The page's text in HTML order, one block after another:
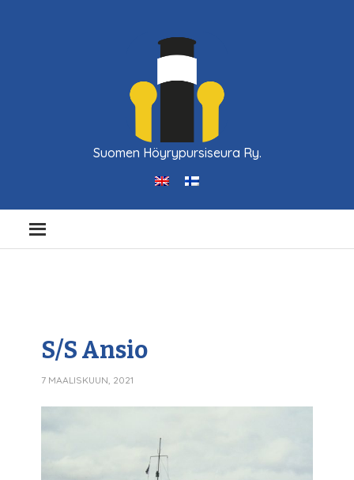
Suomen Höyrypursiseura Ry.
S/S Ansio
7 MAALISKUUN, 2021